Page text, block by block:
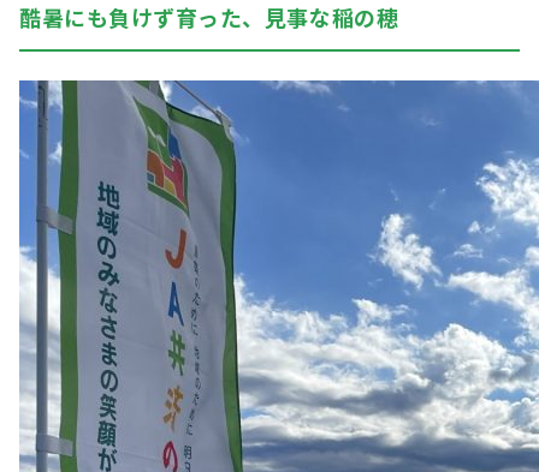
酷暑にも負けず育った、見事な稲の穂